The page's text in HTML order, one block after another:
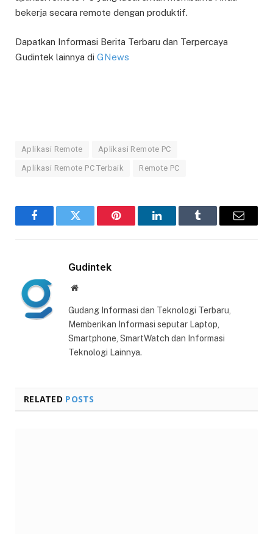
bekerja secara remote dengan produktif.
Dapatkan Informasi Berita Terbaru dan Terpercaya
Gudintek lainnya di GNews
Aplikasi Remote Aplikasi Remote PC
Aplikasi Remote PC Terbaik Remote PC
FacebookTwitter Pinterest LinkedInTumblr Email
Gudintek
Website
Gudang Informasi dan Teknologi Terbaru,
Memberikan Informasi seputar Laptop,
Smartphone, SmartWatch dan Informasi
Teknologi Lainnya.
RELATED POSTS